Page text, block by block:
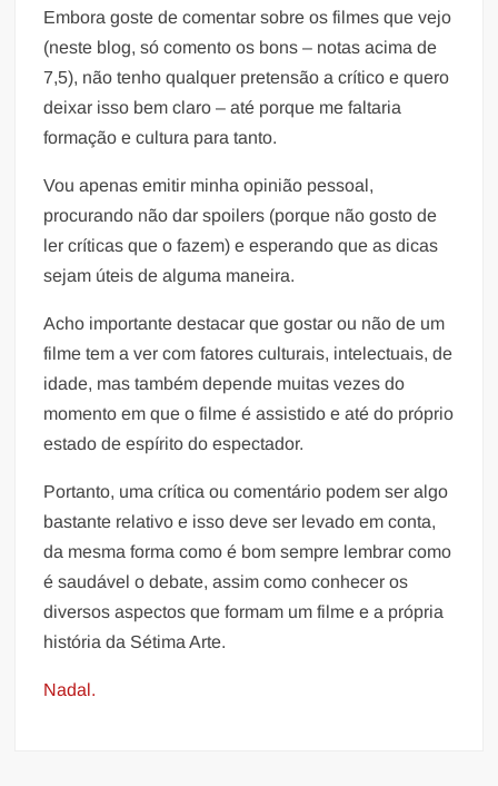
Embora goste de comentar sobre os filmes que vejo
(neste blog, só comento os bons – notas acima de
7,5), não tenho qualquer pretensão a crítico e quero
deixar isso bem claro – até porque me faltaria
formação e cultura para tanto.
Vou apenas emitir minha opinião pessoal,
procurando não dar spoilers (porque não gosto de
ler críticas que o fazem) e esperando que as dicas
sejam úteis de alguma maneira.
Acho importante destacar que gostar ou não de um
filme tem a ver com fatores culturais, intelectuais, de
idade, mas também depende muitas vezes do
momento em que o filme é assistido e até do próprio
estado de espírito do espectador.
Portanto, uma crítica ou comentário podem ser algo
bastante relativo e isso deve ser levado em conta,
da mesma forma como é bom sempre lembrar como
é saudável o debate, assim como conhecer os
diversos aspectos que formam um filme e a própria
história da Sétima Arte.
Nadal.